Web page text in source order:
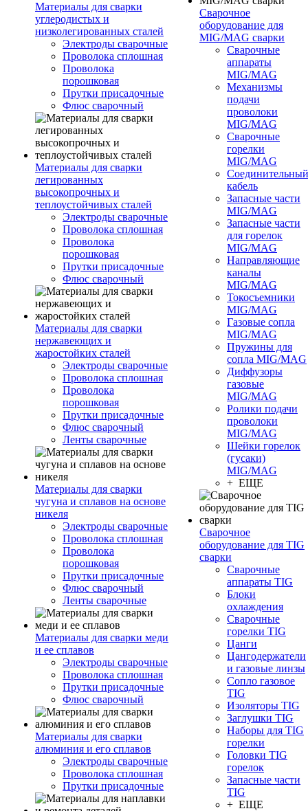
Материалы для сварки
углеродистых и
низколегированных сталей
Электроды сварочные
Проволока сплошная
Проволока
порошковая
Прутки присадочные
Флюс сварочный
Материалы для сварки
легированных
высокопрочных и
теплоустойчивых сталей
Электроды сварочные
Проволока сплошная
Проволока
порошковая
Прутки присадочные
Флюс сварочный
Материалы для сварки
нержавеющих и
жаростойких сталей
Электроды сварочные
Проволока сплошная
Проволока
порошковая
Прутки присадочные
Флюс сварочный
Ленты сварочные
Материалы для сварки
чугуна и сплавов на основе
никеля
Электроды сварочные
Проволока сплошная
Проволока
порошковая
Прутки присадочные
Флюс сварочный
Ленты сварочные
Материалы для сварки меди
и ее сплавов
Электроды сварочные
Проволока сплошная
Прутки присадочные
Флюс сварочный
Материалы для сварки
алюминия и его сплавов
Электроды сварочные
Проволока сплошная
Прутки присадочные
Сварочное
оборудование для
MIG/MAG сварки
Сварочные
аппараты
MIG/MAG
Механизмы
подачи
проволоки
MIG/MAG
Сварочные
горелки
MIG/MAG
Соединительный
кабель
Запасные части
MIG/MAG
Запасные части
для горелок
MIG/MAG
Направляющие
каналы
MIG/MAG
Токосъемники
MIG/MAG
Газовые сопла
MIG/MAG
Пружины для
сопла MIG/MAG
Диффузоры
газовые
MIG/MAG
Ролики подачи
проволоки
MIG/MAG
Шейки горелок
(гусаки)
MIG/MAG
+ ЕЩЕ
Сварочное
оборудование для TIG
сварки
Сварочные
аппараты TIG
Блоки
охлаждения
Сварочные
горелки TIG
Цанги
Цангодержатели
и газовые линзы
Сопло газовое
TIG
Изоляторы TIG
Заглушки TIG
Наборы для TIG
горелки
Головки TIG
горелок
Запасные части
TIG
+ ЕЩЕ